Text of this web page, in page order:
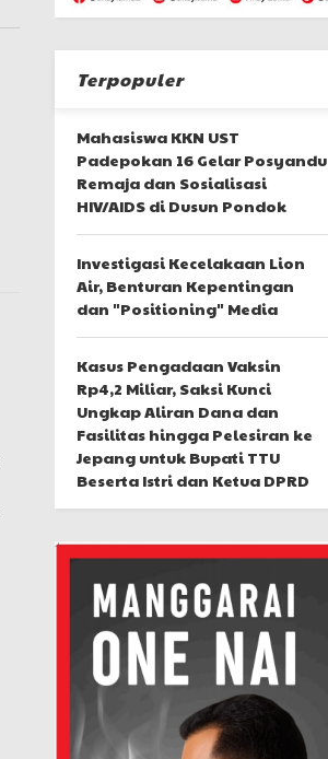
Terpopuler
Mahasiswa KKN UST
Padepokan 16 Gelar Posyandu
Remaja dan Sosialisasi
HIV/AIDS di Dusun Pondok
Investigasi Kecelakaan Lion
Air, Benturan Kepentingan
dan "Positioning" Media
Kasus Pengadaan Vaksin
Rp4,2 Miliar, Saksi Kunci
Ungkap Aliran Dana dan
Fasilitas hingga Pelesiran ke
Jepang untuk Bupati TTU
Beserta Istri dan Ketua DPRD